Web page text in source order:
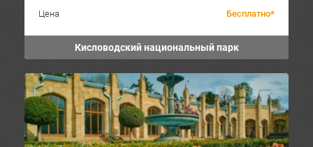
Цена
Бесплатно*
Кисловодский национальный парк